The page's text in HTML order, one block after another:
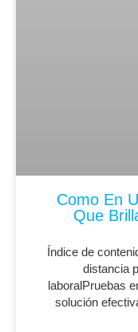
Como En
Que
Índice de
distancia
laboralPruebas
solución